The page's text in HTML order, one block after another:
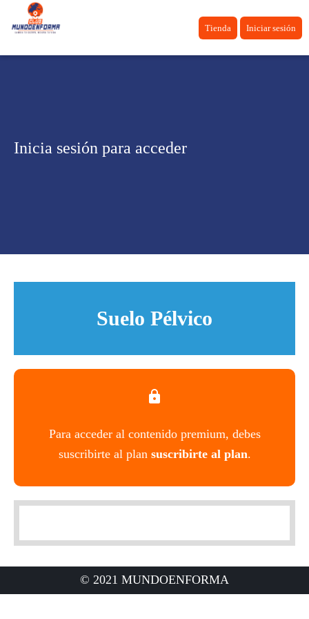
Tienda Iniciar sesión
Inicia sesión para acceder
Suelo Pélvico
Para acceder al contenido premium, debes
suscribirte al plan suscribirte al plan.
© 2021 MUNDOENFORMA